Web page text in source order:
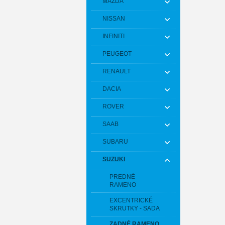
NISSAN
INFINITI
PEUGEOT
RENAULT
DACIA
ROVER
SAAB
SUBARU
SUZUKI
PREDNÉ
RAMENO
EXCENTRICKÉ
SKRUTKY - SADA